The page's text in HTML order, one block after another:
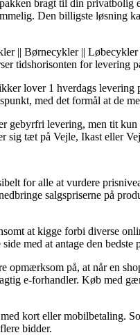
bragt til din privatbolig
Den billigste løsning
|| Børnecykler ||
tidshorisonten for levering
lover 1 hverdags levering
med det formål at de
gebyrfri levering, men tit
sig tæt på Vejle, Ikast eller
for alle at vurdere
salgspriserne på
at kigge forbi diverse
med at antage den bedste
opmærksom på, at når en
e-forhandler. Køb med
kort eller mobilbetaling.
bidder.